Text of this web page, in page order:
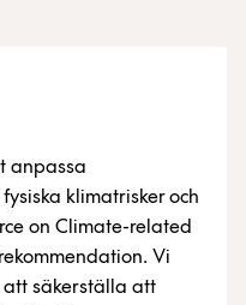
anpassa
klimatrisker och
on Climate-related
Vi
att säkerställa att